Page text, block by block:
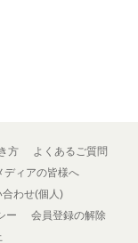
方
よくあるご質問
ディアの皆様へ
合わせ(個人)
ー
会員登録の解除